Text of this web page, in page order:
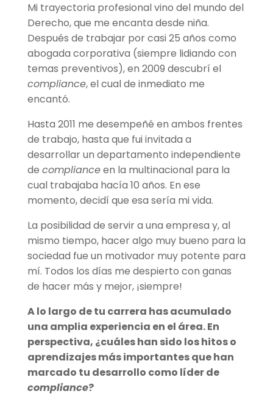
Mi trayectoria profesional vino del mundo del
Derecho, que me encanta desde niña.
Después de trabajar por casi 25 años como
abogada corporativa (siempre lidiando con
temas preventivos), en 2009 descubrí el
compliance, el cual de inmediato me
encantó.
Hasta 2011 me desempeñé en ambos frentes
de trabajo, hasta que fui invitada a
desarrollar un departamento independiente
de complianceen la multinacional para la
cual trabajaba hacía 10 años. En ese
momento, decidí que esa sería mi vida.
La posibilidad de servir a una empresa y, al
mismo tiempo, hacer algo muy bueno para la
sociedad fue un motivador muy potente para
mí. Todos los días me despierto con ganas
de hacer más y mejor, ¡siempre!
A lo largo de tu carrera has acumulado
una amplia experiencia en el área. En
perspectiva, ¿cuáles han sido los hitos o
aprendizajes más importantes que han
marcado tu desarrollo como líder de
compliance?